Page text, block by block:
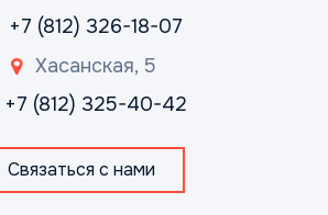
+7 (812) 326-18-07
Хасанская, 5
+7 (812) 325-40-42
Связаться с нами